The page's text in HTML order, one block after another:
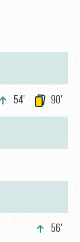
54' 90'
56'